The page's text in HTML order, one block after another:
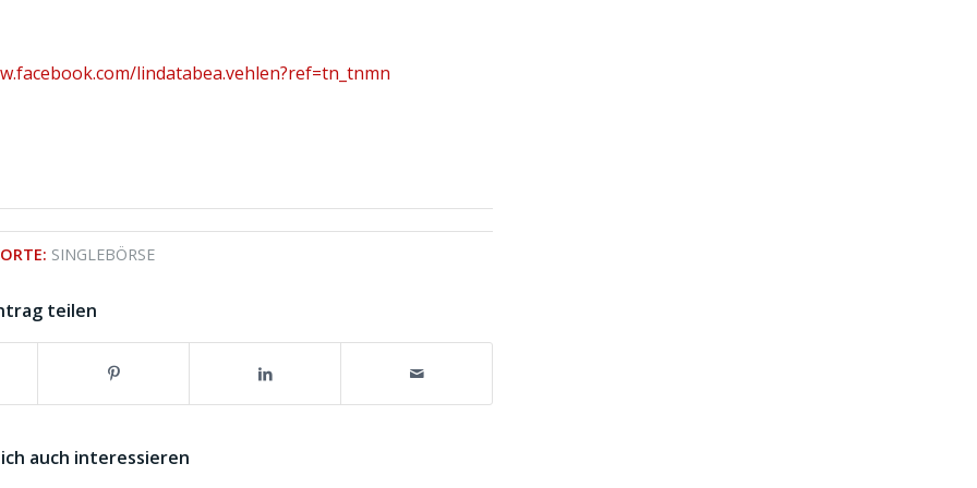
lindatabea.vehlen?ref=tn_tnmn
SINGLEBÖRSE
teilen
auch interessieren